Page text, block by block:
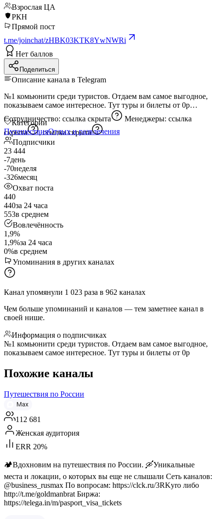
Взрослая ЦА
РКН
Прямой пост
t.me/joinchat/zHBK03KTK8YwNWRi
Нет баллов
Поделиться
Описание канала в Telegram
№1 комьюнити среди туристов. Отдаем вам самое выгодное,
показываем самое интересное. Тут туры и билеты от 0р
Сотрудничество: ссылка скрыта Менеджеры: ссылка
скрыта
,ссылка скрыта
Категории
ПутешествияОтдых и развлечения
Подписчики
23 444
-7день
-70неделя
-326месяц
Охват поста
440
440за 24 часа
553в среднем
Вовлечённость
1,9%
1,9%за 24 часа
0%в среднем
Упоминания в других каналах
Канал упомянули 1 023 раза в 962 каналах
Чем больше упоминаний и каналов — тем заметнее канал в
своей нише.
Информация о подписчиках
№1 комьюнити среди туристов. Отдаем вам самое выгодное,
показываем самое интересное. Тут туры и билеты от 0р
Похожие каналы
Путешествия по России
Max
112 681
Женская аудитория
ERR 20%
🏕️Вдохновим на путешествия по России. 🛶Уникальные
места и локации, о которых вы еще не слышали Сеть каналов:
@business_rusmax По вопросам: https://clck.ru/3RKyro либо
http://t.me/goldmanbrat Биржа:
https://telega.in/m/pasport_visa_tickets